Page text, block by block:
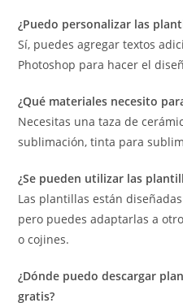
¿Puedo personalizar las
Sí, puedes agregar textos
Photoshop para hacer el
¿Qué materiales necesito
Necesitas una taza de
sublimación, tinta para
¿Se pueden utilizar las
Las plantillas están
pero puedes adaptarlas a
o cojines.
¿Dónde puedo descargar
gratis?